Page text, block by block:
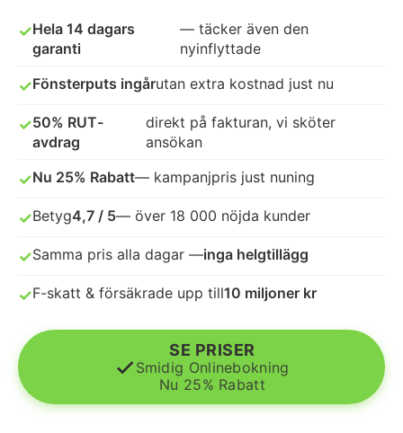
© 2026 Flyttstädning Partner Sverige AB.
Alla rättigheter förbehållna.
✓Hela 14 dagars
garanti
— täcker även den
nyinflyttade
✓Fönsterputs ingårutan extra kostnad just nu
✓50% RUT-
avdrag
direkt på fakturan, vi sköter
ansökan
✓Nu 25% Rabatt— kampanjpris just nuning
✓Betyg4,7 / 5— över 18 000 nöjda kunder
✓Samma pris alla dagar —inga helgtillägg
✓F-skatt & försäkrade upp till10 miljoner kr
SE PRISER
Smidig Onlinebokning
Nu 25% Rabatt